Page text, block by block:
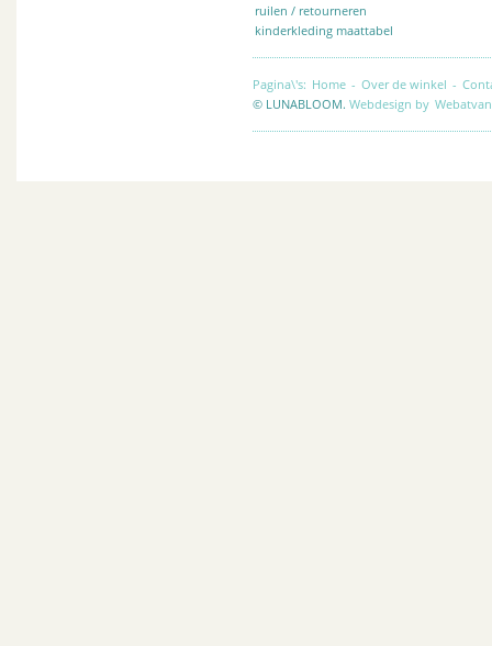
ruilen / retourneren
kinderkleding maattabel
Pagina\'s: Home - Over de winkel -
© LUNABLOOM. Webdesign by